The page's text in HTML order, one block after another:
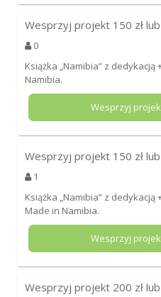
Wesprzyj projekt 150 zł
0
Książka „Namibia” z dedykacją
Namibia.
Wesprzyj
Wesprzyj projekt 150 zł
1
Książka „Namibia” z dedykacją
Made in Namibia.
Wesprzyj
Wesprzyj projekt 200 zł